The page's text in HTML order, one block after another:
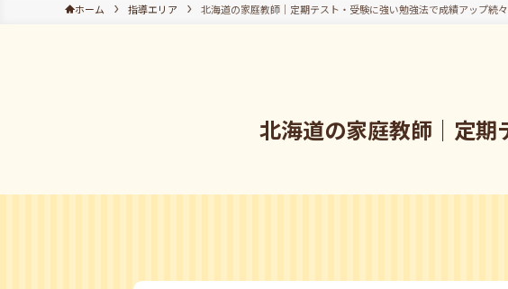
ホーム 指導エリア 北海道の家庭教師｜定期テスト・受験に強い勉強法で成績アップ続々
北海道の家庭教師｜定期